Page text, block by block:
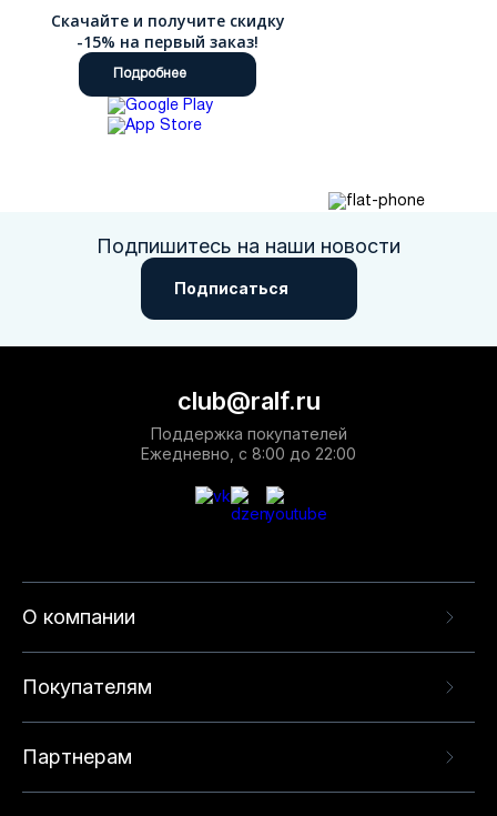
Скачайте и получите скидку
-15% на первый заказ!
Подробнее
Подпишитесь на наши новости
Подписаться
О компании
Покупателям
Партнерам
club@ralf.ru
Поддержка покупателей
Ежедневно, с 8:00 до 22:00